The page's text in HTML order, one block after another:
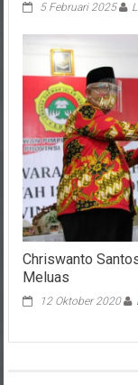
5 Februari 2025
Chriswanto
Meluas
12 Oktober 2020